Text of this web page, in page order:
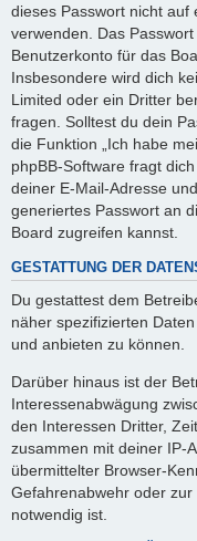
dieses Passwort nicht auf
verwenden. Das
Benutzerkonto für das
Insbesondere wird dich
Limited oder ein Dritter
fragen. Solltest du dein
die Funktion „Ich habe
phpBB-Software fragt
deiner E-Mail-Adresse
generiertes Passwort an
Board zugreifen kannst.
GESTATTUNG DER
Du gestattest dem
näher spezifizierten
und anbieten zu können.
Darüber hinaus ist der
Interessenabwägung
den Interessen Dritter,
zusammen mit deiner IP-
übermittelter Browser-
Gefahrenabwehr oder
notwendig ist.